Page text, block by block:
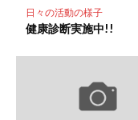
日々の活動の様子
健康診断実施中!!